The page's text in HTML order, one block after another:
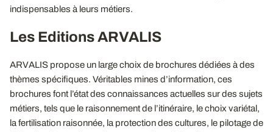
indispensables à leurs métiers.
Les Editions ARVALIS
ARVALIS propose un large choix de brochures dédiées à des
thèmes spécifiques. Véritables mines d’information, ces
brochures font l’état des connaissances actuelles sur des sujets
métiers, tels que le raisonnement de l’itinéraire, le choix variétal,
la fertilisation raisonnée, la protection des cultures, le pilotage de